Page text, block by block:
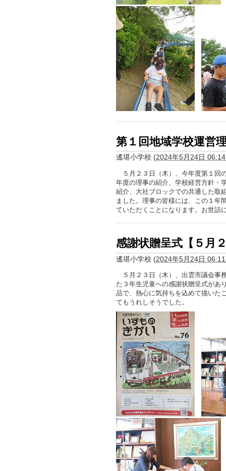
第１回地域学校運営
遙堪小学校 (2024年5月24日 06:14
５月２３日（木）、今年度第１回
年度の理事の紹介、学校経営方針・
紹介、大社ブロックでの共通した取
ました。理事の皆様には、この１年
ていただくことになります。お世話
感謝状贈呈式【５月
遙堪小学校 (2024年5月24日 06:11
５月２３日（木）、出雲市議会事
た３年生児童への感謝状贈呈式があ
品で、熱心に気持ちを込めて描いた
てもうれしそうでした。